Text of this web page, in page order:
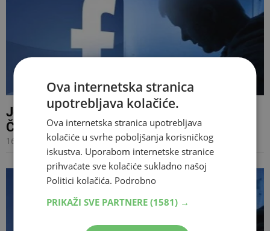
Jedan klik je dovoljan da vas pokradu:
Čuvajte se ovih stranica na Facebooku!
16.10.2017 20:17
Ova internetska stranica
upotrebljava kolačiće.
Ova internetska stranica upotrebljava
kolačiće u svrhe poboljšanja korisničkog
iskustva. Uporabom internetske stranice
prihvaćate sve kolačiće sukladno našoj
Politici kolačića. Podrobno
PRIKAŽI SVE PARTNERE (1581) →